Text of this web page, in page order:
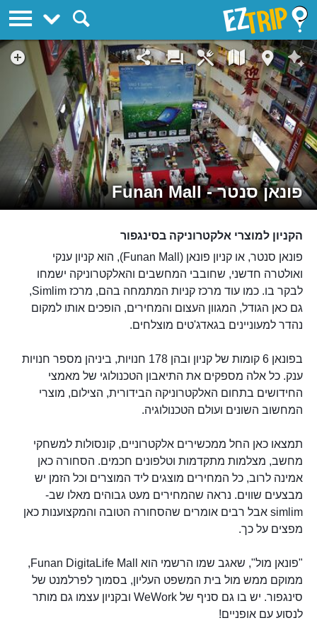
פונאן סנטר - Funan Mall
הקניון למוצרי אלקטרוניקה בסינגפור
פונאן סנטר, או קניון פונאן (Funan Mall), הוא קניון ענקי
ואולטרה חדשני, שחובבי המחשבים והאלקטרוניקה ישמחו
לבקר בו. כמו עוד מרכז קניות המתמחה בהם, מרכז Simlim,
גם כאן הגודל, המגוון העצום והמחירים, הופכים אותו למקום
נהדר למעוניינים בגאדג'טים מוצלחים.
בפונאן 6 קומות של קניון ובהן 178 חנויות, ביניהן מספר חנויות
ענק. כל אלה מספקים את התיאבון הטכנולוגי של מאמצי
החידושים בתחום האלקטרוניקה הבידורית, הצילום, מוצרי
המחשוב השונים ועולם הטכנולוגיה.
תמצאו כאן החל ממכשירים אלקטרוניים, קונסולות למשחקי
מחשב, מצלמות מתקדמות וטלפונים חכמים. הסחורה כאן
אמינה לרוב, כל המחירים מוצגים ליד המוצרים וכל הזמן יש
מבצעים שווים. נראה שהמחירים מעט גבוהים מאלו שב-
simlim אבל רבים אומרים שהסחורה הטובה והמקצוענות כאן
מפצים על כך.
"פונאן מול", שאגב שמו הרשמי הוא Funan DigitaLife Mall,
ממוקם ממש מול בית המשפט העליון, בסמוך לפרלמנט של
סינגפור. יש בו גם סניף של WeWork ובקניון עצמו גם מותר
לנסוע עם אופניים!
EZTrip